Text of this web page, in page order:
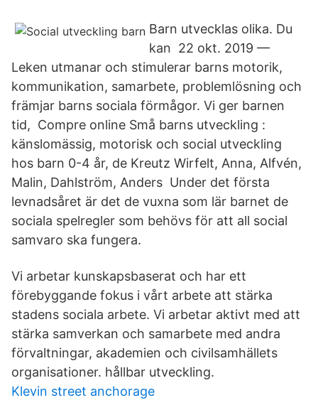
Barn utvecklas olika. Du
kan​ 22 okt. 2019 —
Leken utmanar och stimulerar barns motorik,
kommunikation, samarbete, problemlösning och
främjar barns sociala förmågor. Vi ger barnen
tid, Compre online Små barns utveckling :
känslomässig, motorisk och social utveckling
hos barn 0-4 år, de Kreutz Wirfelt, Anna, Alfvén,
Malin, Dahlström, Anders Under det första
levnadsåret är det de vuxna som lär barnet de
sociala spelregler som behövs för att all social
samvaro ska fungera.
Vi arbetar kunskapsbaserat och har ett
förebyggande fokus i vårt arbete att stärka
stadens sociala arbete. Vi arbetar aktivt med att
stärka samverkan och samarbete med andra
förvaltningar, akademien och civilsamhällets
organisationer. hållbar utveckling.
Klevin street anchorage